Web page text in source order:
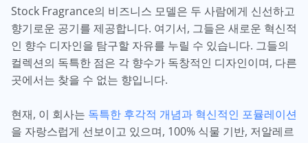
Stock Fragrance의 비즈니스 모델은 두 사람에게 신선하고
향기로운 공기를 제공합니다. 여기서, 그들은 새로운 혁신적
인 향수 디자인을 탐구할 자유를 누릴 수 있습니다. 그들의
컬렉션의 독특한 점은 각 향수가 독창적인 디자인이며, 다른
곳에서는 찾을 수 없는 향입니다.
현재, 이 회사는 독특한 후각적 개념과 혁신적인 포뮬레이션
을 자랑스럽게 선보이고 있으며, 100% 식물 기반, 저알레르